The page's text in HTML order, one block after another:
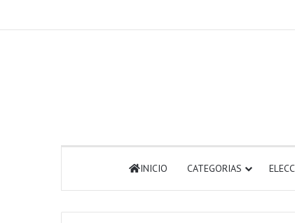
INICIO CATEGORIAS